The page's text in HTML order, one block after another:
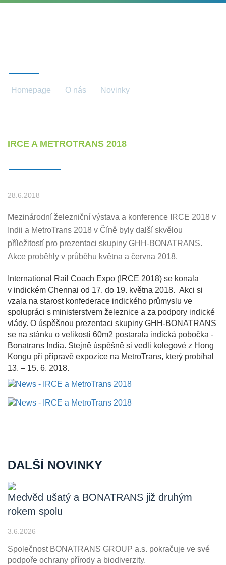
Homepage O nás Novinky
IRCE A METROTRANS 2018
28.6.2018
Mezinárodní železniční výstava a konference IRCE 2018 v
Indii a MetroTrans 2018 v Číně byly další skvělou
příležitostí pro prezentaci skupiny GHH-BONATRANS.
Akce proběhly v průběhu května a června 2018.
International Rail Coach Expo (IRCE 2018) se konala
v indickém Chennai od 17. do 19. května 2018. Akci si
vzala na starost konfederace indického průmyslu ve
spolupráci s ministerstvem železnice a za podpory indické
vlády. O úspěšnou prezentaci skupiny GHH-BONATRANS
se na stánku o velikosti 60m2 postarala indická pobočka -
Bonatrans India. Stejně úspěšně si vedli kolegové z Hong
Kongu při přípravě expozice na MetroTrans, který probíhal
13. – 15. 6. 2018.
DALŠÍ NOVINKY
Medvěd ušatý a BONATRANS již druhým
rokem spolu
3.6.2026
Společnost BONATRANS GROUP a.s. pokračuje ve své
podpoře ochrany přírody a biodiverzity.